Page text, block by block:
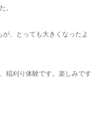
。
、とっても大きくなったよ
稲刈り体験です。楽しみです